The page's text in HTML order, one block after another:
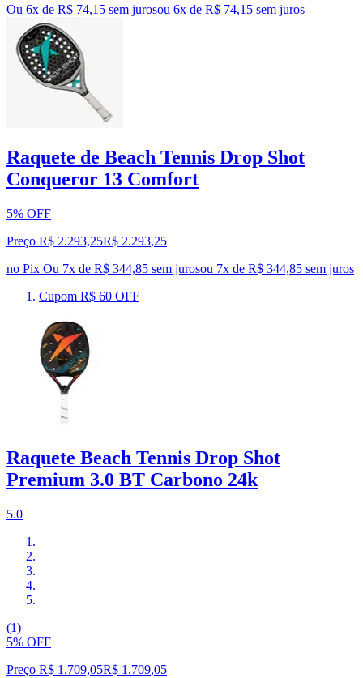
Ou 6x de R$ 74,15 sem jurosou 6x de R$ 74,15 sem juros
Raquete de Beach Tennis Drop Shot
Conqueror 13 Comfort
5% OFF
Preço R$ 2.293,25R$ 2.293,25
no Pix Ou 7x de R$ 344,85 sem jurosou 7x de R$ 344,85 sem juros
Cupom R$ 60 OFF
Raquete Beach Tennis Drop Shot
Premium 3.0 BT Carbono 24k
5.0
(1)
5% OFF
Preço R$ 1.709,05R$ 1.709,05